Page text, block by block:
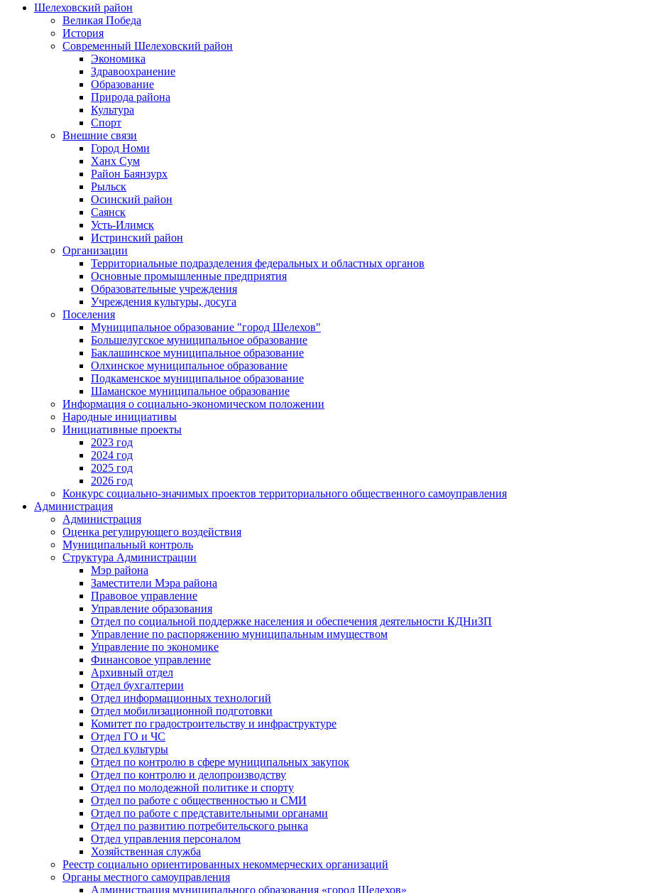
Шелеховский район
Великая Победа
История
Современный Шелеховский район
Экономика
Здравоохранение
Образование
Природа района
Культура
Спорт
Внешние связи
Город Номи
Ханх Сум
Район Баянзурх
Рыльск
Осинский район
Саянск
Усть-Илимск
Истринский район
Организации
Территориальные подразделения федеральных и областных органов
Основные промышленные предприятия
Образовательные учреждения
Учреждения культуры, досуга
Поселения
Муниципальное образование "город Шелехов"
Большелугское муниципальное образование
Баклашинское муниципальное образование
Олхинское муниципальное образование
Подкаменское муниципальное образование
Шаманское муниципальное образование
Информация о социально-экономическом положении
Народные инициативы
Инициативные проекты
2023 год
2024 год
2025 год
2026 год
Конкурс социально-значимых проектов территориального общественного самоуправления
Администрация
Администрация
Оценка регулирующего воздействия
Муниципальный контроль
Структура Администрации
Мэр района
Заместители Мэра района
Правовое управление
Управление образования
Отдел по социальной поддержке населения и обеспечения деятельности КДНиЗП
Управление по распоряжению муниципальным имуществом
Управление по экономике
Финансовое управление
Архивный отдел
Отдел бухгалтерии
Отдел информационных технологий
Отдел мобилизационной подготовки
Комитет по градостроительству и инфраструктуре
Отдел ГО и ЧС
Отдел культуры
Отдел по контролю в сфере муниципальных закупок
Отдел по контролю и делопроизводству
Отдел по молодежной политике и спорту
Отдел по работе с общественностью и СМИ
Отдел по работе с представительными органами
Отдел по развитию потребительского рынка
Отдел управления персоналом
Хозяйственная служба
Реестр социально ориентированных некоммерческих организаций
Органы местного самоуправления
Администрация муниципального образования «город Шелехов»